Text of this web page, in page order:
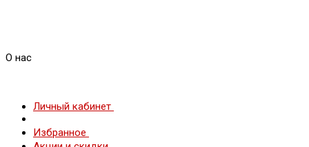
О нас
Личный кабинет
Избранное